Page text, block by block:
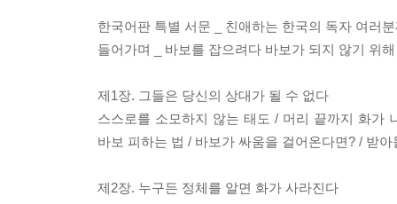
한국어판 특별 서문 _ 친애하는 한국의 독자 여러
들어가며 _ 바보를 잡으려다 바보가 되지 않기 위해
제1장. 그들은 당신의 상대가 될 수 없다
스스로를 소모하지 않는 태도 / 머리 끝까지 화가
바보 피하는 법 / 바보가 싸움을 걸어온다면? / 받
제2장. 누구든 정체를 알면 화가 사라진다